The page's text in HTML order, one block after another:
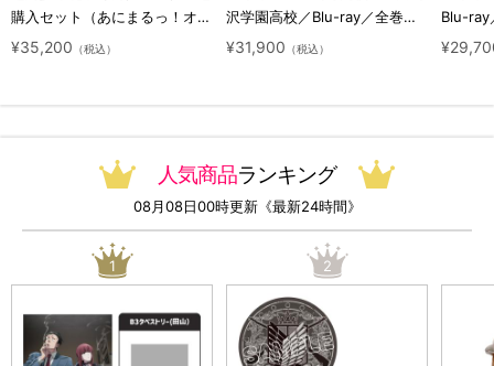
購入セット（あにまるっ！オリ
ジナル特典付き・送料無料）
¥35,200 （税込）
沢学園高校／Blu-ray／全巻セ
ット（初回生産限定・アニまる
¥31,900 （税込）
Blu-ray
ト（初
人気商品ランキング
08月08日00時更新《最新24時間》
1 2